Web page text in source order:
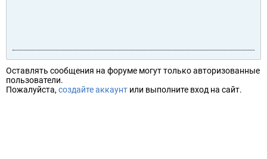
Оставлять сообщения на форуме могут только авторизованные
пользователи.
Пожалуйста, создайте аккаунт или выполните вход на сайт.